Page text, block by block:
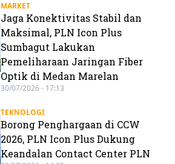
MARKET
Jaga Konektivitas Stabil dan
Maksimal, PLN Icon Plus
Sumbagut Lakukan
Pemeliharaan Jaringan Fiber
Optik di Medan Marelan
30/07/2026 - 17:13
TEKNOLOGI
Borong Penghargaan di CCW
2026, PLN Icon Plus Dukung
Keandalan Contact Center PLN